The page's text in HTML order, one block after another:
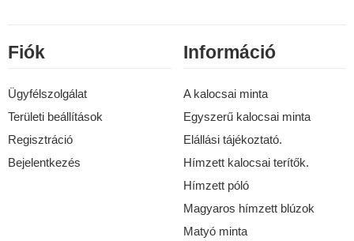
Fiók
Ügyfélszolgálat
Területi beállítások
Regisztráció
Bejelentkezés
Információ
A kalocsai minta
Egyszerű kalocsai minta
Elállási tájékoztató.
Hímzett kalocsai terítők.
Hímzett póló
Magyaros hímzett blúzok
Matyó minta